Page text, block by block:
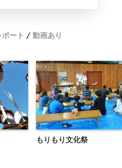
ート 動画あり
もりもり文化祭